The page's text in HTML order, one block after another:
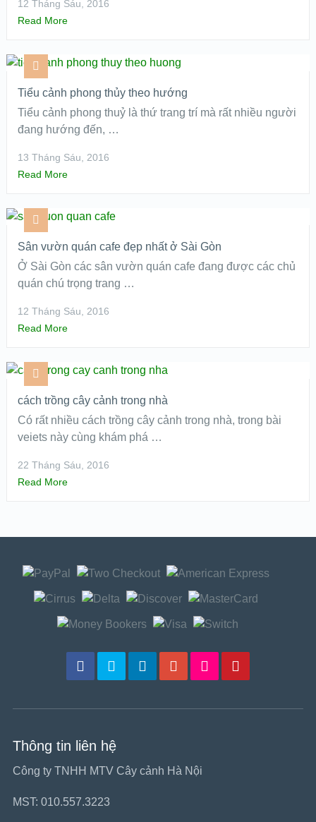
12 Tháng Sáu, 2016
Read More
Tiểu cảnh phong thủy theo hướng
Tiểu cảnh phong thuỷ là thứ trang trí mà rất nhiều người
đang hướng đến, …
13 Tháng Sáu, 2016
Read More
Sân vườn quán cafe đẹp nhất ở Sài Gòn
Ở Sài Gòn các sân vườn quán cafe đang được các chủ
quán chú trọng trang …
12 Tháng Sáu, 2016
Read More
cách trồng cây cảnh trong nhà
Có rất nhiều cách trồng cây cảnh trong nhà, trong bài
veiets này cùng khám phá …
22 Tháng Sáu, 2016
Read More
Thông tin liên hệ
Công ty TNHH MTV Cây cảnh Hà Nội
MST: 010.557.3223